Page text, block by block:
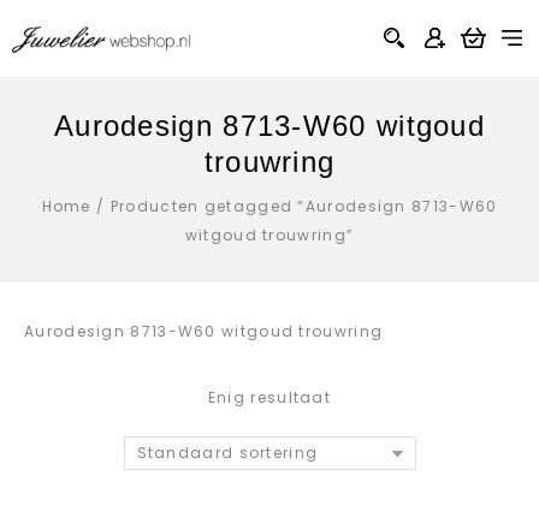
Aurodesign 8713-W60 witgoud
trouwring
Home / Producten getagged “Aurodesign 8713-W60
witgoud trouwring”
Aurodesign 8713-W60 witgoud trouwring
Enig resultaat
Standaard sortering